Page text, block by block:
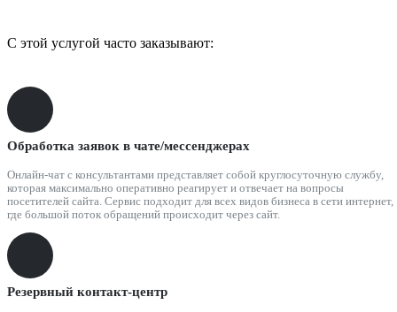
С этой услугой часто заказывают:
Обработка заявок в чате/мессенджерах
Онлайн-чат с консультантами представляет собой круглосуточную службу,
которая максимально оперативно реагирует и отвечает на вопросы
посетителей сайта. Сервис подходит для всех видов бизнеса в сети интернет,
где большой поток обращений происходит через сайт.
Резервный контакт-центр